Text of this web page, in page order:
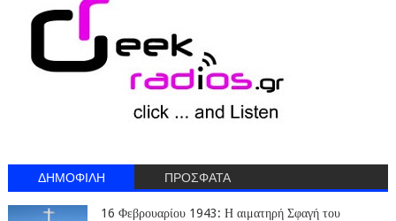
ΔΗΜΟΦΙΛΗ ΠΡΟΣΦΑΤΑ
16 Φεβρουαρίου 1943: Η αιματηρή Σφαγή του